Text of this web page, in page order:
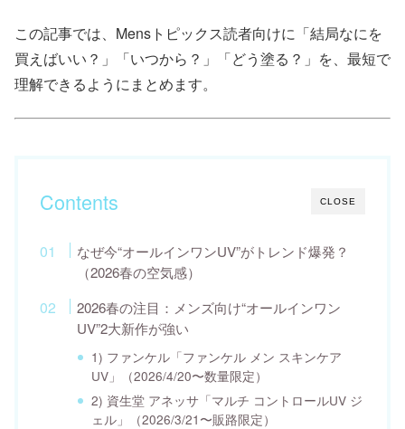
この記事では、Mensトピックス読者向けに「結局なにを
買えばいい？」「いつから？」「どう塗る？」を、最短で
理解できるようにまとめます。
CLOSE
Contents
なぜ今“オールインワンUV”がトレンド爆発？
（2026春の空気感）
2026春の注目：メンズ向け“オールインワン
UV”2大新作が強い
1) ファンケル「ファンケル メン スキンケア
UV」（2026/4/20〜数量限定）
2) 資生堂 アネッサ「マルチ コントロールUV ジ
ェル」（2026/3/21〜販路限定）